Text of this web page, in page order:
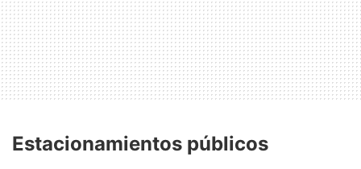
Estacionamientos públicos